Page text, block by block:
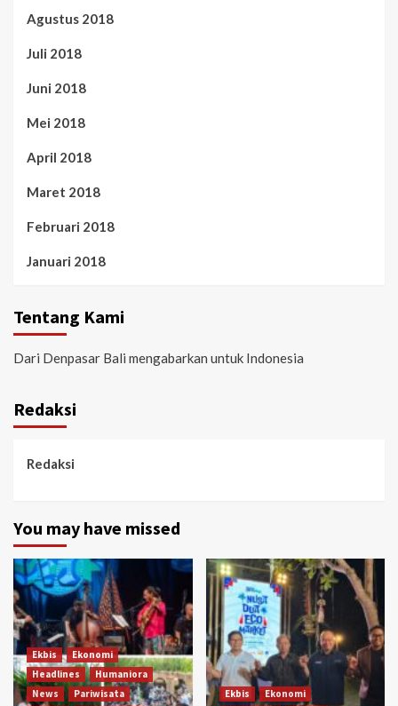
Agustus 2018
Juli 2018
Juni 2018
Mei 2018
April 2018
Maret 2018
Februari 2018
Januari 2018
Tentang Kami
Dari Denpasar Bali mengabarkan untuk Indonesia
Redaksi
Redaksi
You may have missed
Ekbis
Ekonomi
Headlines
Humaniora
News
Pariwisata
Ekbis
Ekonomi